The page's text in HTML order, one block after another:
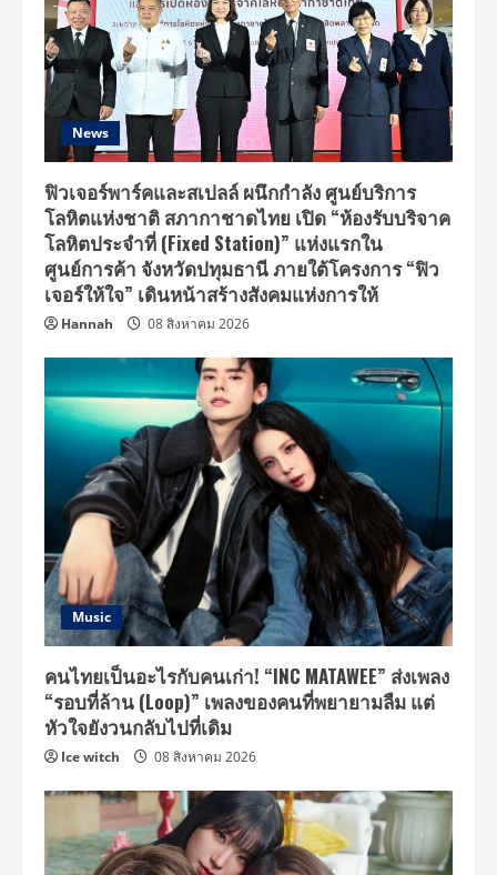
News
ฟิวเจอร์พาร์คและสเปลล์ ผนึกกำลัง ศูนย์บริการ
โลหิตแห่งชาติ สภากาชาดไทย เปิด “ห้องรับบริจาค
โลหิตประจำที่ (Fixed Station)” แห่งแรกใน
ศูนย์การค้า จังหวัดปทุมธานี ภายใต้โครงการ “ฟิว
เจอร์ให้ใจ” เดินหน้าสร้างสังคมแห่งการให้
Hannah 08 สิงหาคม 2026
Music
คนไทยเป็นอะไรกับคนเก่า! “INC MATAWEE” ส่งเพลง
“รอบที่ล้าน (Loop)” เพลงของคนที่พยายามลืม แต่
หัวใจยังวนกลับไปที่เดิม
Ice witch 08 สิงหาคม 2026